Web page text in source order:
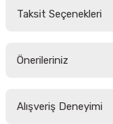
Taksit Seçenekleri
Önerileriniz
yetersiz gördüğünüz
Alışveriş Deneyimi